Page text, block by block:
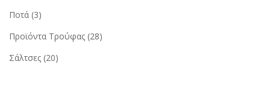
Ποτά (3)
Προϊόντα Τρούφας (28)
Σάλτσες (20)